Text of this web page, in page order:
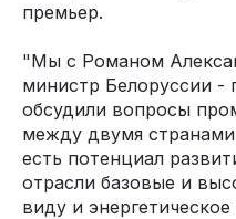
премьер.
"Мы с Романом
министр Белоруссии
обсудили вопросы
между двумя странами
есть потенциал
отрасли базовые и
виду и